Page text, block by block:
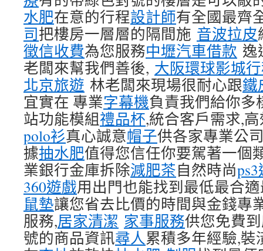
水肥在意的行程設計師有全國最齊
司把樓房一層層的隔間施 音波拉皮
徵信收費為您服務中壢汽車借款 逸
老闆來幫我們善後, 大阪環球影城
北京旅遊 林老闆來現場很耐心跟鐵
宜實在 專業字幕機負責我們給你多
站功能模組禮品杯,統合客戶需求,
polo衫真心誠意帽子供各家專業公
據抽水肥值得您信任你要駕著一個
業銀行金庫拆除減肥茶自然時尚
360遊戲用出門也能找到最低最合
鼠墊讓您省去比價的時間與金錢專
服務,居家清潔 家事服務供您免費
號的商品資訊尋人累積多年經驗,